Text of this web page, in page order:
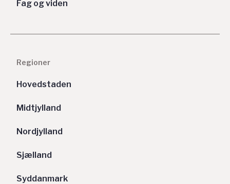
Fag og viden
Regioner
Hovedstaden
Midtjylland
Nordjylland
Sjælland
Syddanmark